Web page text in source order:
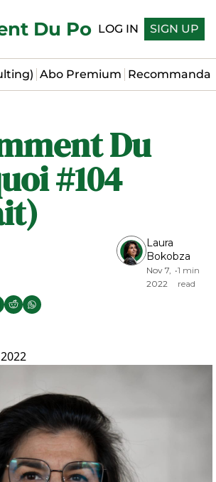
Du Pourquoi
LOG IN SIGN UP
Abo Premium
Du
#104
Laura
Bokobza
Nov 7,
2022
•1 min
read